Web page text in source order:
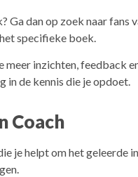
Ga dan op zoek naar fans
specifieke boek.
inzichten, feedback
in de kennis die je opdoet.
Coach
je helpt om het geleerde